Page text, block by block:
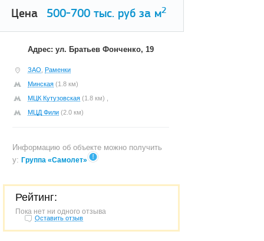
Цена 500-700 тыс. руб за м2
Адрес: ул. Братьев Фонченко, 19
ЗАО Раменки
Минская (1.8 км)
МЦК Кутузовская (1.8 км) ,
МЦД Фили (2.0 км)
Информацию об объекте можно получить
у: Группа «Самолет»
Рейтинг:
Пока нет ни одного отзыва
Оставить отзыв